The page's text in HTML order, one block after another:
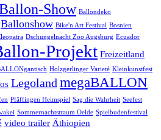
Show Ballondeko
Ballonshow Bike'n Art Festival Bosnien
Dschungelnacht Zoo Augsburg Ecuador
Projekt Freizeitland
Holzgerlinger Varieté Kleinkunstfest
LegolandmegaBALLON
Pfäffingen Heimspiel Sag die Wahrheit Seefest
Sommernachtstraum Oelde Spielbudenfestival
video trailer Äthiopien